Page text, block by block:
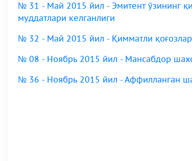
№ 31 - Май 2015 йил - Эмитент ўзининг
муддатлари келганлиги
№ 32 - Май 2015 йил - Қимматли
№ 08 - Ноябрь 2015 йил - Мансабдор
№ 36 - Ноябрь 2015 йил - Аффилланган